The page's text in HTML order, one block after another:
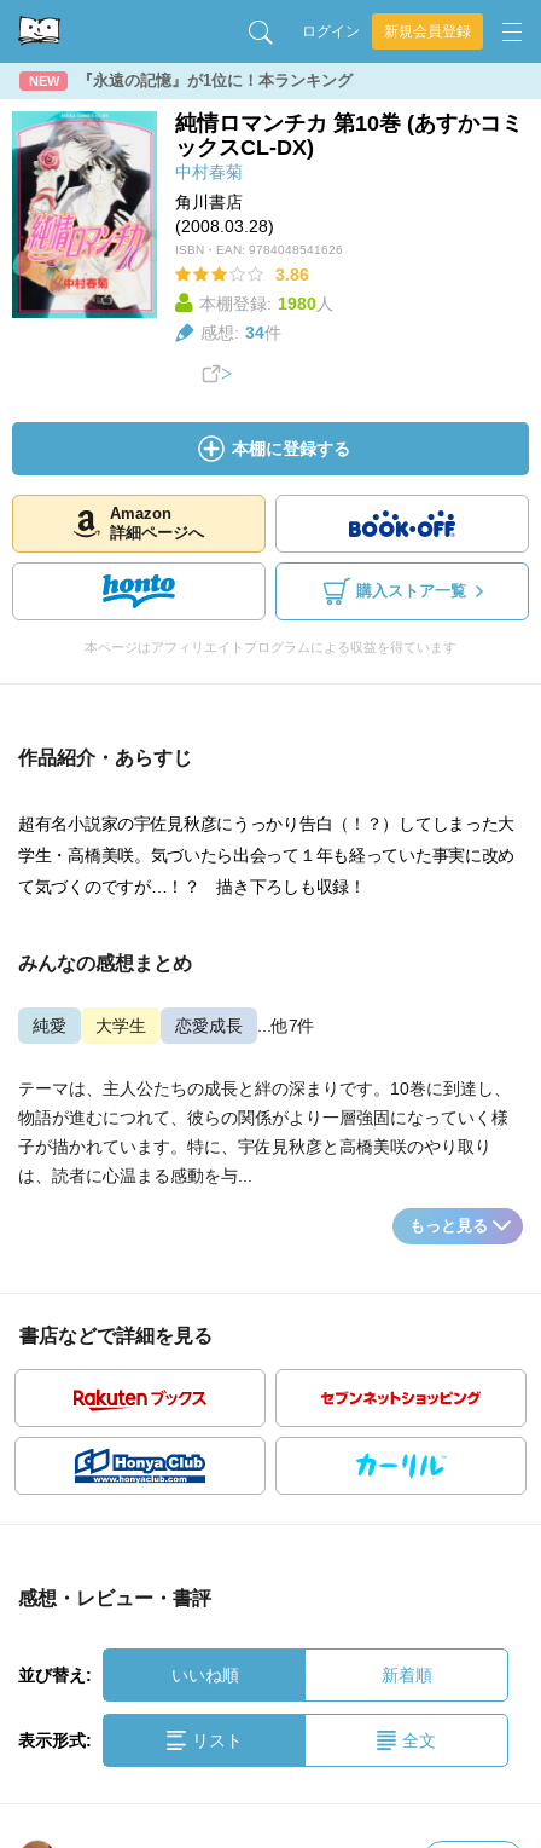
ログイン 新規会員登録
NEW 『永遠の記憶』が1位に！本ランキング
純情ロマンチカ 第10巻 (あすかコミ
ックスCL-DX)
中村春菊
角川書店
(2008.03.28)
ISBN・EAN: 9784048541626
3.86
本棚登録: 1980人
感想: 34件
本棚に登録する
Amazon
詳細ページへ
購入ストア一覧
本ページはアフィリエイトプログラムによる収益を得ています
作品紹介・あらすじ
超有名小説家の宇佐見秋彦にうっかり告白（！？）してしまった大
学生・高橋美咲。気づいたら出会って１年も経っていた事実に改め
て気づくのですが…！？ 描き下ろしも収録！
みんなの感想まとめ
純愛 大学生 恋愛成長 ...他7件
テーマは、主人公たちの成長と絆の深まりです。10巻に到達し、
物語が進むにつれて、彼らの関係がより一層強固になっていく様
子が描かれています。特に、宇佐見秋彦と高橋美咲のやり取り
は、読者に心温まる感動を与...
もっと見る
書店などで詳細を見る
感想・レビュー・書評
並び替え: いいね順 新着順
表示形式: リスト 全文